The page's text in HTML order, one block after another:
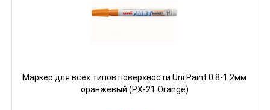
Маркер для всех типов поверхности Uni Paint 0.8-1.2мм
оранжевый (PX-21.Orange)